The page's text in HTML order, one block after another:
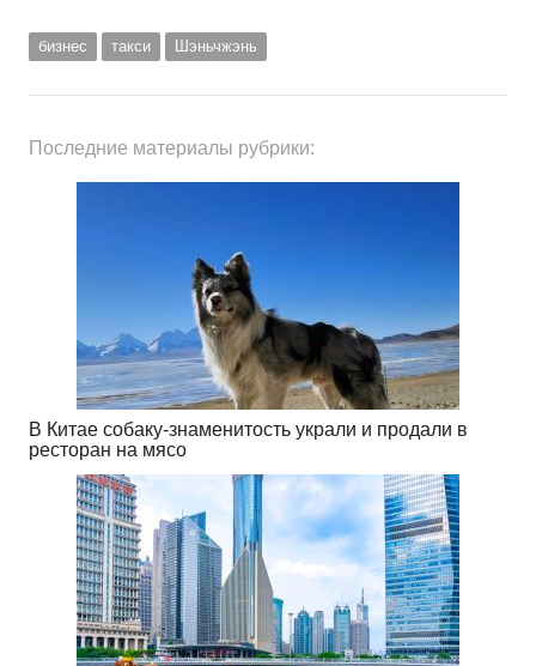
бизнес такси Шэньчжэнь
Последние материалы рубрики:
В Китае собаку-знаменитость украли и продали в
ресторан на мясо